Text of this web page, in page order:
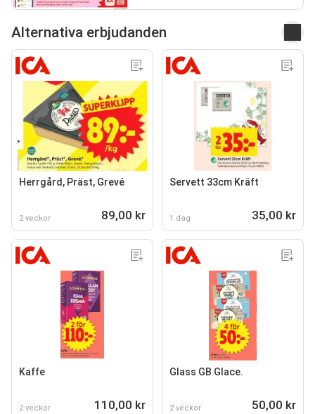
Alternativa erbjudanden
Herrgård, Präst, Grevé
2 veckor 89,00 kr
Servett 33cm Kräft
1 dag 35,00 kr
Kaffe
2 veckor 110,00 kr
Glass GB Glace.
2 veckor 50,00 kr